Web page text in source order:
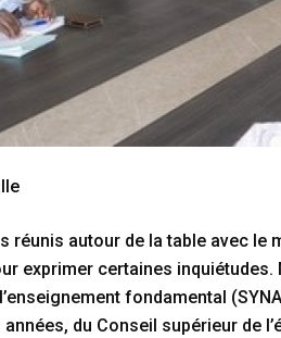
réunis autour de la table avec le
exprimer certaines
fondamental
du Conseil supérieur de